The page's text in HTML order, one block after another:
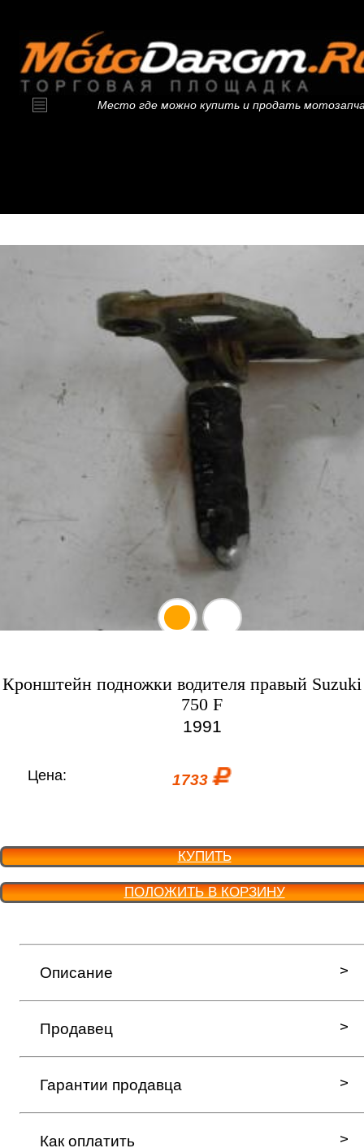
Место где можно купить и продать
Кронштейн подножки водителя правый
750 F
1991
Цена: 1733
КУПИТЬ
ПОЛОЖИТЬ В КОРЗИНУ
Описание
Продавец
Гарантии продавца
Как оплатить